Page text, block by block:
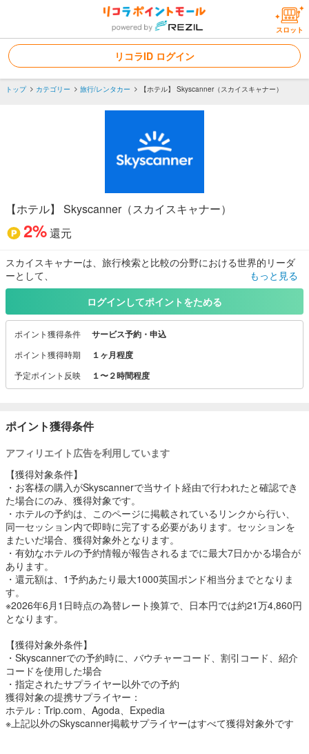
スロット
リコラID ログイン
トップ カテゴリー 旅行/レンタカー 【ホテル】 Skyscanner（スカイスキャナー）
【ホテル】 Skyscanner（スカイスキャナー）
2%還元
スカイスキャナーは、旅行検索と比較の分野における世界的リーダ
ーとして、
毎月1億人以上の旅行者がフライト、ホテル、レンタカーの最適な料
金を見つけるお手伝いをしています。
私たちの使命は、旅行の計画に伴う面倒やストレスを取り除き、誰
もが簡単かつ快適に世界を探求できるように支援することです。
そのために、旅行者が自分の時間とお金を最大限に活用できるよう
もっと見る
ログインしてポイントをためる
ポイント獲得条件 サービス予約・申込
ポイント獲得時期 １ヶ月程度
予定ポイント反映 １〜２時間程度
ポイント獲得条件
アフィリエイト広告を利用しています
【獲得対象条件】
・お客様の購入がSkyscannerで当サイト経由で行われたと確認でき
た場合にのみ、獲得対象です。
・ホテルの予約は、このページに掲載されているリンクから行い、
同一セッション内で即時に完了する必要があります。セッションを
またいだ場合、獲得対象外となります。
・有効なホテルの予約情報が報告されるまでに最大7日かかる場合が
あります。
・還元額は、1予約あたり最大1000英国ポンド相当分までとなりま
す。
※2026年6月1日時点の為替レート換算で、日本円では約21万4,860円
となります。
【獲得対象外条件】
・Skyscannerでの予約時に、バウチャーコード、割引コード、紹介
コードを使用した場合
・指定されたサプライヤー以外での予約
獲得対象の提携サプライヤー：
ホテル：Trip.com、Agoda、Expedia
※上記以外のSkyscanner掲載サプライヤーはすべて獲得対象外です